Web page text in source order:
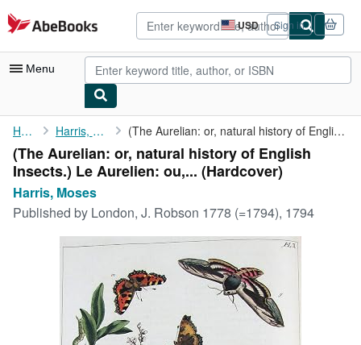
Skip to main content
AbeBooks.com USD
Site
shopping
preferences
Sign in
Menu
My Account
My Purchases
Advanced Search
Browse Collections
Home Harris, Moses (The Aurelian: or, natural history of English Insects.) Le ...
(The Aurelian: or, natural history of English
Insects.) Le Aurelien: ou,... (Hardcover)
Harris, Moses
Published by London, J. Robson 1778 (=1794), 1794